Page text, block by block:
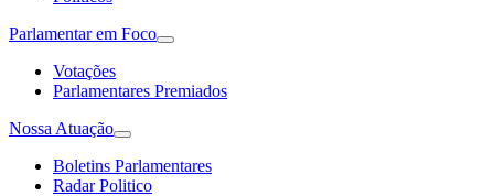
Parlamentar em Foco
Votações
Parlamentares Premiados
Nossa Atuação
Boletins Parlamentares
Radar Politico